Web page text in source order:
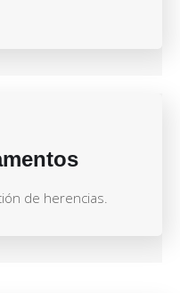
de herencias.